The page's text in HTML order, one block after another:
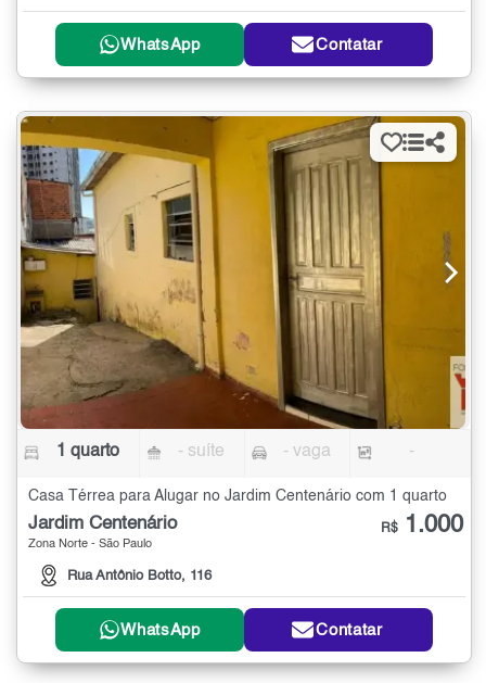
WhatsApp Contatar
1 quarto - suíte - vaga -
Casa Térrea para Alugar no Jardim Centenário com 1 quarto
Jardim Centenário
Zona Norte - São Paulo
Rua Antônio Botto, 116
R$ 1.000
WhatsApp Contatar